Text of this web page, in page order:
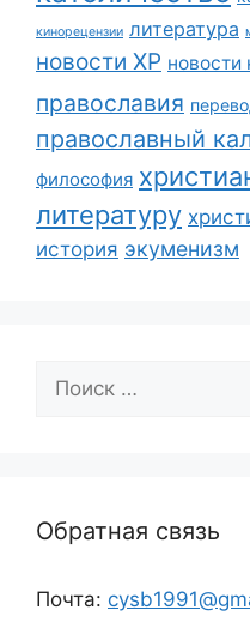
кинорецензии литература
новости ХР новости
православия
православный
философия
литературу
история экуменизм
Поиск:
Обратная связь
Почта: